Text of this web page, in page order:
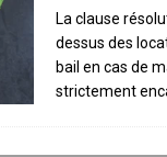
La clause
dessus des
bail en cas de
strictement